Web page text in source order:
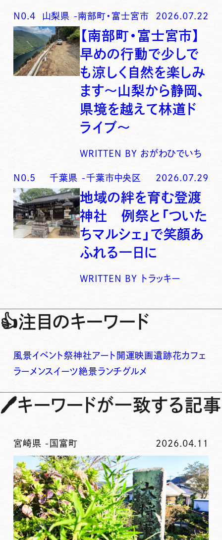
N0. 4 山梨県 -南部町・富士宮市 2026.07.22
【南部町・富士宮市】
早めの行動で少しで
も涼しく自然を楽しみ
ます〜山梨から静岡、
県境を越えて林道ド
ライブ〜
WRITTEN BY おがわひでいち
N0. 5 千葉県 -千葉市中央区 2026.07.29
地域の絆を育む登渡
神社 例祭と「ついた
ちマルシェ」で笑顔あ
ふれる一日に
WRITTEN BY トラッキー
👍注目のキーワード
風景イベント祭神社アート 開運映画遺跡花カフェ
ラーメンスイーツ絶景ランチグルメ
🖊キーワードが一致する記事
宮崎県 - 国富町 2026.04.11